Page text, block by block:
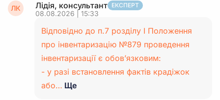
ЛК Лідія, консультант ЕКСПЕРТ
08.08.2026 | 15:33
Відповідно до п.7 розділу І Положення
про інвентаризацію №879 проведення
інвентаризації є обов’язковим:
- у разі встановлення фактів крадіжок
або… Ще